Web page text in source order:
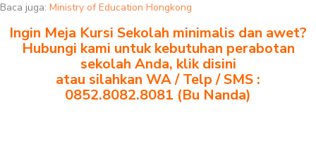
Baca juga: Ministry of Education Hongkong
Ingin Meja Kursi Sekolah minimalis dan awet?
Hubungi kami untuk kebutuhan perabotan
sekolah Anda, klik disini
atau silahkan WA / Telp / SMS :
0852.8082.8081 (Bu Nanda)